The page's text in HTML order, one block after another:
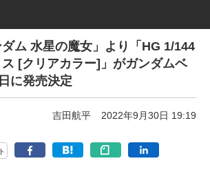
ダム 水星の魔女」より「HG 1/144
[クリアカラー]」がガンダムベ
に発売決定
吉田航平 2022年9月30日 19:19